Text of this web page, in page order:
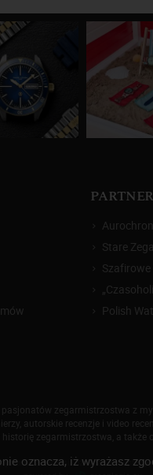
Stare
Szafirowe
Polish
zegarmistrzostwa z
autorskie recenzje i video
zegarmistrzostwa, a także
z serwisu oznacza akceptację
oznacza, iż wyrażasz